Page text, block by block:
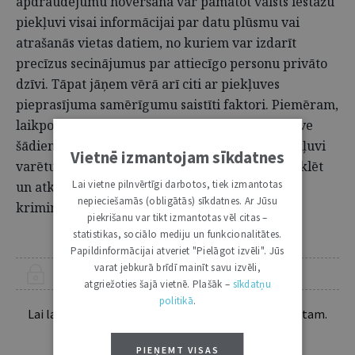
piekļuvi visai informācijai par datu plūsmu vai
atrašanās vietas datiem, no kuriem var izdarīt
precīzus secinājumus par attiecīgo personu privāto
dzīvi. Tāpat jāņem vērā arī citi ar piekļuves
pieprasījuma samērīgumu saistīti faktori. Piemēram,
laikposma ilgums, par kuru tiek prasīta piekļuve
šādiem datiem, nevar būt iemesls, lai šādu piekļuvi
varētu attaisnot mērķis vispārīgi novērst, izmeklēt
un atklāt noziedzīgus nodarījumus un veikt
kriminālvajāšanu.
ŠIS RAKSTS PIEEJAMS “JURISTA VĀRDA” ABONENTIEM
Lai lasītu šo rakstu tālāk, Tev jābūt žurnāla abonentam.
Esošos abonentus lūdzam autorizēties:
Vietnē izmantojam sīkdatnes
Lai vietne pilnvērtīgi darbotos, tiek izmantotas
nepieciešamās (obligātās) sīkdatnes. Ar Jūsu
piekrišanu var tikt izmantotas vēl citas –
statistikas, sociālo mediju un funkcionalitātes.
Papildinformācijai atveriet "Pielāgot izvēli". Jūs
varat jebkurā brīdī mainīt savu izvēli,
atgriežoties šajā vietnē. Plašāk – sīkdatņu
politikā.
PIEŅEMT VISAS